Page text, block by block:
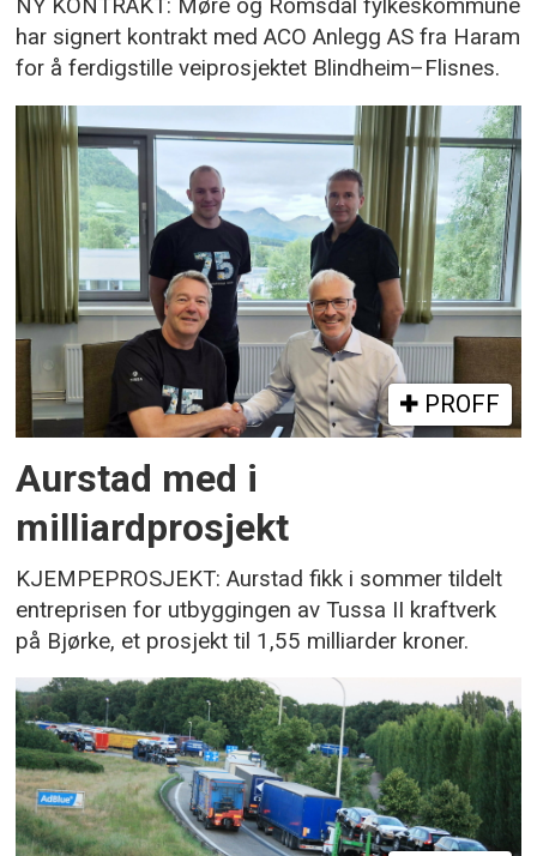
NY KONTRAKT: Møre og Romsdal fylkeskommune
har signert kontrakt med ACO Anlegg AS fra Haram
for å ferdigstille veiprosjektet Blindheim–Flisnes.
PROFF
Aurstad med i
milliardprosjekt
KJEMPEPROSJEKT: Aurstad fikk i sommer tildelt
entreprisen for utbyggingen av Tussa II kraftverk
på Bjørke, et prosjekt til 1,55 milliarder kroner.